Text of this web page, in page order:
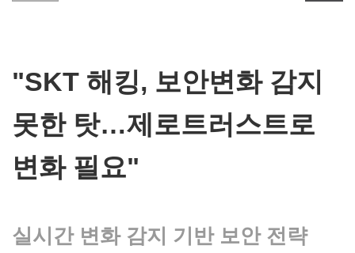
"SKT 해킹, 보안변화 감지
못한 탓…제로트러스트로
변화 필요"
실시간 변화 감지 기반 보안 전략